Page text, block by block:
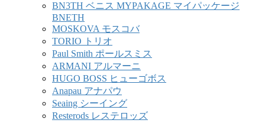
BN3TH ベニス MYPAKAGE マイパッケージ
BNETH
MOSKOVA モスコバ
TORIO トリオ
Paul Smith ポールスミス
ARMANI アルマーニ
HUGO BOSS ヒューゴボス
Anapau アナパウ
Seaing シーイング
Resterods レステロッズ